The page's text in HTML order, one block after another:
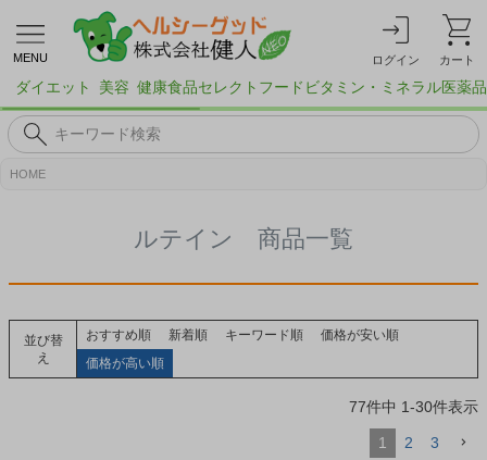
MENU ログイン カート
ダイエット 美容 健康食品セレクトフード ビタミン・ミネラル医薬品
HOME
ルテイン 商品一覧
並び替
え
おすすめ順 新着順 キーワード順
価格が安い順
価格が高い順
77件中 1-30件表示
1 2 3